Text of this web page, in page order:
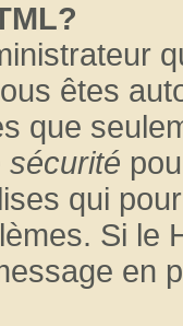
êtes
que
sécurité
qui
Si le
en